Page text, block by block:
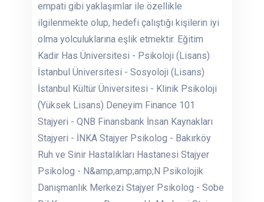
empati gibi yaklaşımlar ile özellikle
ilgilenmekte olup, hedefi çalıştığı kişilerin iyi
olma yolculuklarına eşlik etmektir. Eğitim
Kadir Has Üniversitesi - Psikoloji (Lisans)
İstanbul Üniversitesi - Sosyoloji (Lisans)
İstanbul Kültür Üniversitesi - Klinik Psikoloji
(Yüksek Lisans) Deneyim Finance 101
Stajyeri - QNB Finansbank İnsan Kaynakları
Stajyeri - İNKA Stajyer Psikolog - Bakırköy
Ruh ve Sinir Hastalıkları Hastanesi Stajyer
Psikolog - N&amp;amp;amp;N Psikolojik
Danışmanlık Merkezi Stajyer Psikolog - Sobe